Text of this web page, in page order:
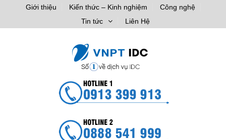
Giới thiệu Kiến thức – Kinh nghiệm
Công nghệ
Tin tức
Liên Hệ